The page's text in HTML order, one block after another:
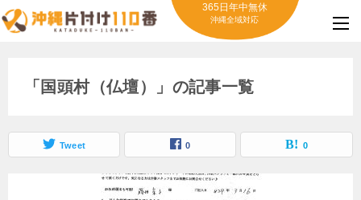
365日年中無休
沖縄全域対応
「国頭村（仏壇）」の記事一覧
Tweet 0 0